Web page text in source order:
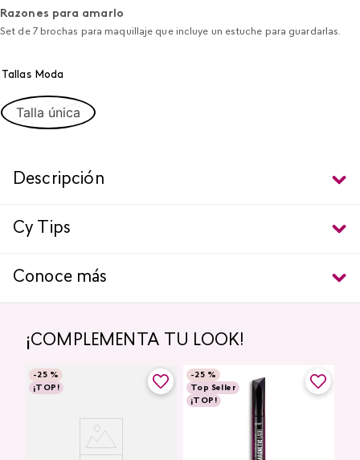
Razones para amarlo
Set de 7 brochas para maquillaje que incluye un estuche para guardarlas.
Tallas Moda
Talla única
Descripción
Cy Tips
Conoce más
¡COMPLEMENTA TU LOOK!
-25 %
¡TOP!
-25 %
Top Seller
¡TOP!